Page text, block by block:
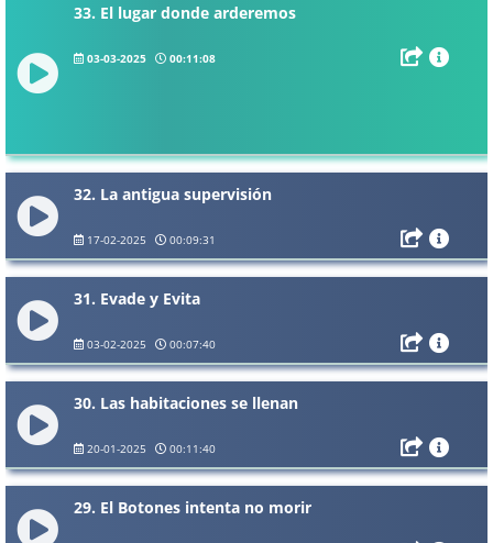
33. El lugar donde arderemos
03-03-2025 00:11:08
32. La antigua supervisión
17-02-2025 00:09:31
31. Evade y Evita
03-02-2025 00:07:40
30. Las habitaciones se llenan
20-01-2025 00:11:40
29. El Botones intenta no morir